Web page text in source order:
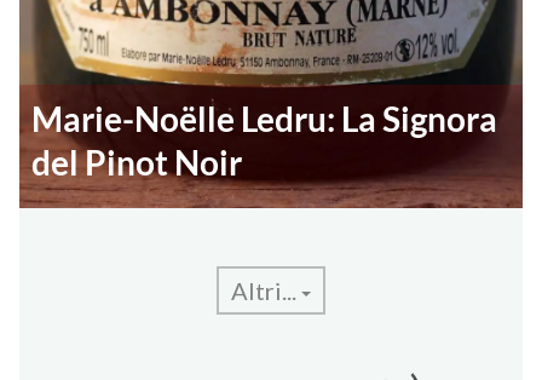
Marie-Noëlle Ledru: La Signora
del Pinot Noir
Altri...